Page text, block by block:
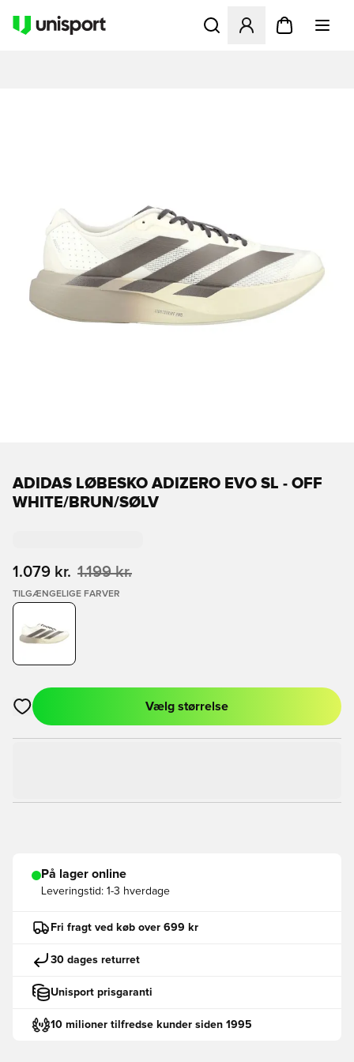
Åbner en Modal til at
ADIDAS LØBESKO ADIZERO EVO SL - OFF
WHITE/BRUN/SØLV
1.079 kr. 1.199 kr.
TILGÆNGELIGE FARVER
Åbner en Modal til at logge ind eller tilmelde dig som medlem
Vælg størrelse
På lager online
Leveringstid: 1-3 hverdage
Fri fragt ved køb over 699 kr
30 dages returret
Unisport prisgaranti
10 milioner tilfredse kunder siden 1995